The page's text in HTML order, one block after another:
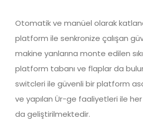
Otomatik ve manüel olarak
platform ile senkronize çalışan
makine yanlarına monte edilen
platform tabanı ve flaplar da
switcleri ile güvenli bir platform
ve yapılan Ür-ge faaliyetleri ile
da geliştirilmektedir.